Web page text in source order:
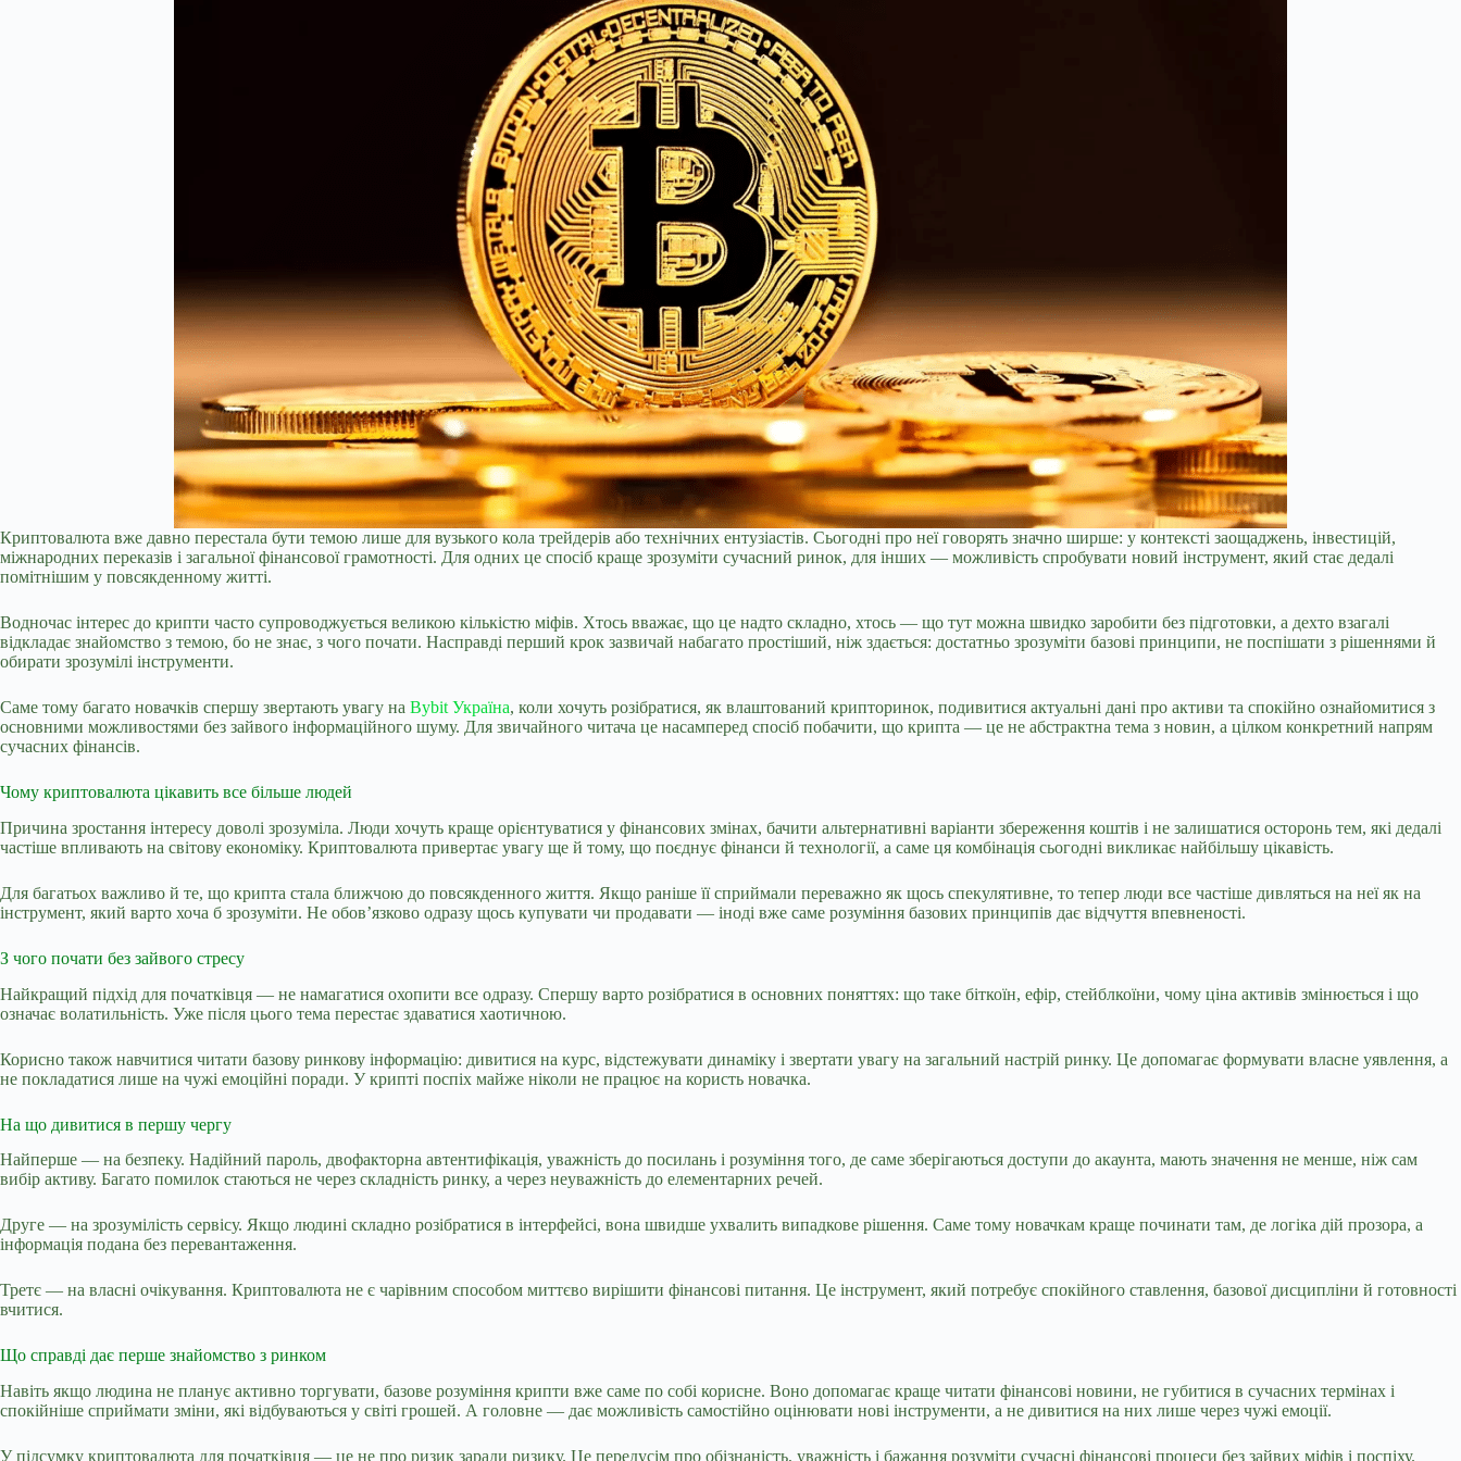
Криптовалюта вже давно перестала бути темою лише для вузького кола трейдерів або технічних ентузіастів. Сьогодні про неї говорять значно ширше: у контексті заощаджень, інвестицій,
міжнародних переказів і загальної фінансової грамотності. Для одних це спосіб краще зрозуміти сучасний ринок, для інших — можливість спробувати новий інструмент, який стає дедалі
помітнішим у повсякденному житті.
Водночас інтерес до крипти часто супроводжується великою кількістю міфів. Хтось вважає, що це надто складно, хтось — що тут можна швидко заробити без підготовки, а дехто взагалі
відкладає знайомство з темою, бо не знає, з чого почати. Насправді перший крок зазвичай набагато простіший, ніж здається: достатньо зрозуміти базові принципи, не поспішати з рішеннями й
обирати зрозумілі інструменти.
Саме тому багато новачків спершу звертають увагу на Bybit Україна, коли хочуть розібратися, як влаштований крипторинок, подивитися актуальні дані про активи та спокійно ознайомитися з
основними можливостями без зайвого інформаційного шуму. Для звичайного читача це насамперед спосіб побачити, що крипта — це не абстрактна тема з новин, а цілком конкретний напрям
сучасних фінансів.
Чому криптовалюта цікавить все більше людей
Причина зростання інтересу доволі зрозуміла. Люди хочуть краще орієнтуватися у фінансових змінах, бачити альтернативні варіанти збереження коштів і не залишатися осторонь тем, які дедалі
частіше впливають на світову економіку. Криптовалюта привертає увагу ще й тому, що поєднує фінанси й технології, а саме ця комбінація сьогодні викликає найбільшу цікавість.
Для багатьох важливо й те, що крипта стала ближчою до повсякденного життя. Якщо раніше її сприймали переважно як щось спекулятивне, то тепер люди все частіше дивляться на неї як на
інструмент, який варто хоча б зрозуміти. Не обов’язково одразу щось купувати чи продавати — іноді вже саме розуміння базових принципів дає відчуття впевненості.
З чого почати без зайвого стресу
Найкращий підхід для початківця — не намагатися охопити все одразу. Спершу варто розібратися в основних поняттях: що таке біткоїн, ефір, стейблкоїни, чому ціна активів змінюється і що
означає волатильність. Уже після цього тема перестає здаватися хаотичною.
Корисно також навчитися читати базову ринкову інформацію: дивитися на курс, відстежувати динаміку і звертати увагу на загальний настрій ринку. Це допомагає формувати власне уявлення, а
не покладатися лише на чужі емоційні поради. У крипті поспіх майже ніколи не працює на користь новачка.
На що дивитися в першу чергу
Найперше — на безпеку. Надійний пароль, двофакторна автентифікація, уважність до посилань і розуміння того, де саме зберігаються доступи до акаунта, мають значення не менше, ніж сам
вибір активу. Багато помилок стаються не через складність ринку, а через неуважність до елементарних речей.
Друге — на зрозумілість сервісу. Якщо людині складно розібратися в інтерфейсі, вона швидше ухвалить випадкове рішення. Саме тому новачкам краще починати там, де логіка дій прозора, а
інформація подана без перевантаження.
Третє — на власні очікування. Криптовалюта не є чарівним способом миттєво вирішити фінансові питання. Це інструмент, який потребує спокійного ставлення, базової дисципліни й готовності
вчитися.
Що справді дає перше знайомство з ринком
Навіть якщо людина не планує активно торгувати, базове розуміння крипти вже саме по собі корисне. Воно допомагає краще читати фінансові новини, не губитися в сучасних термінах і
спокійніше сприймати зміни, які відбуваються у світі грошей. А головне — дає можливість самостійно оцінювати нові інструменти, а не дивитися на них лише через чужі емоції.
У підсумку криптовалюта для початківця — це не про ризик заради ризику. Це передусім про обізнаність, уважність і бажання розуміти сучасні фінансові процеси без зайвих міфів і поспіху.